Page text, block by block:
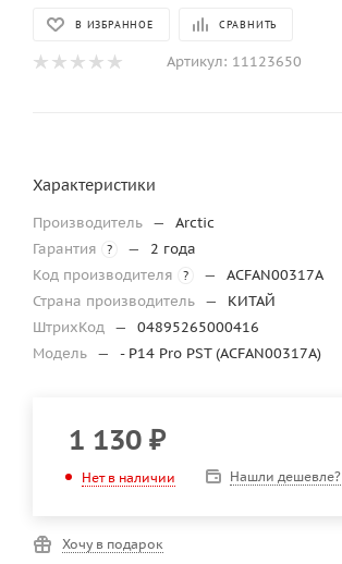
В ИЗБРАННОЕ СРАВНИТЬ
Артикул: 11123650
Характеристики
Производитель —
Arctic
Гарантия
? —
2 года
Код производителя
? —
ACFAN00317A
Страна производитель —
КИТАЙ
ШтрихКод —
04895265000416
Модель — - P14 Pro PST (ACFAN00317A)
1 130 ₽
Нет в наличии Нашли дешевле?
Хочу в подарок